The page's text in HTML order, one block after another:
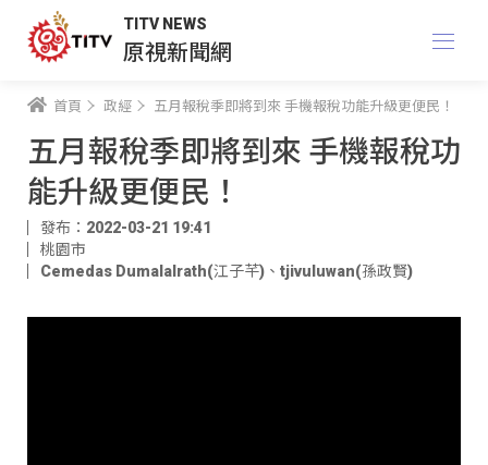
TITV NEWS
原視新聞網
首頁 政經 五月報稅季即將到來 手機報稅功能升級更便民！
五月報稅季即將到來 手機報稅功
能升級更便民！
發布：2022-03-21 19:41
桃園市
Cemedas Dumalalrath(江子芊) 、 tjivuluwan(孫政賢)